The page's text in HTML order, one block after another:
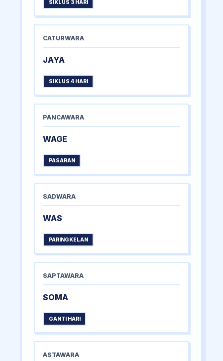
SIKLUS 3 HARI
CATURWARA
JAYA
SIKLUS 4 HARI
PANCAWARA
WAGE
PASARAN
SADWARA
WAS
PARINGKELAN
SAPTAWARA
SOMA
GANTI HARI
ASTAWARA